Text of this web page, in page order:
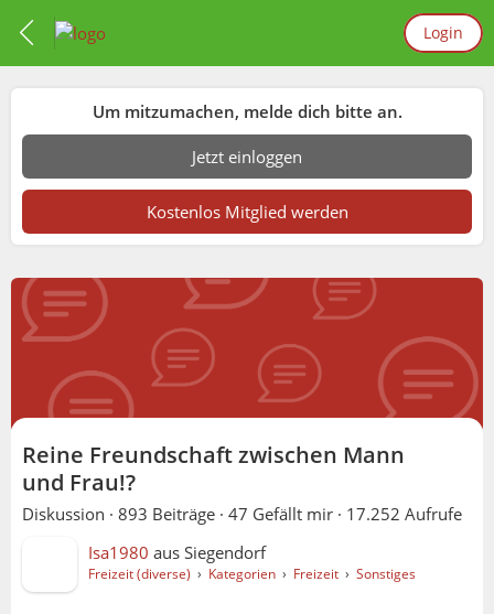
Login
Um mitzumachen, melde dich bitte an.
Jetzt einloggen
Kostenlos Mitglied werden
Reine Freundschaft zwischen Mann
und Frau!?
Diskussion · 893 Beiträge · 47 Gefällt mir · 17.252 Aufrufe
Isa1980 aus Siegendorf
Freizeit (diverse) › Kategorien › Freizeit › Sonstiges